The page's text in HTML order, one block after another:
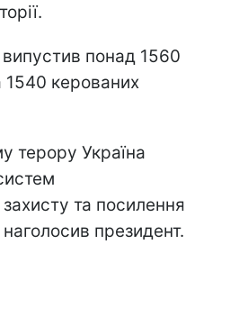
понад 1560
1540 керованих
терору Україна
та посилення
президент.